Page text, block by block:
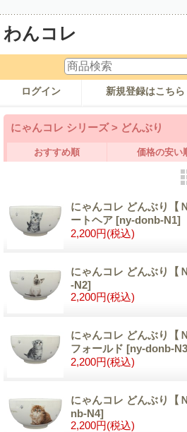
わんコレ
ログイン 新規登録はこちら
にゃんコレ シリーズ > どんぶり
おすすめ順 価格の安い
にゃんコレ どんぶり【
ートヘア [ny-donb-N1]
2,200円(税込)
にゃんコレ どんぶり【
-N2]
2,200円(税込)
にゃんコレ どんぶり【
フォールド [ny-donb-
2,200円(税込)
にゃんコレ どんぶり【
nb-N4]
2,200円(税込)